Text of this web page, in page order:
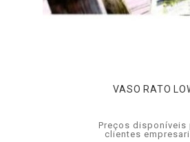
VASO RATO
Preços disponíveis
clientes